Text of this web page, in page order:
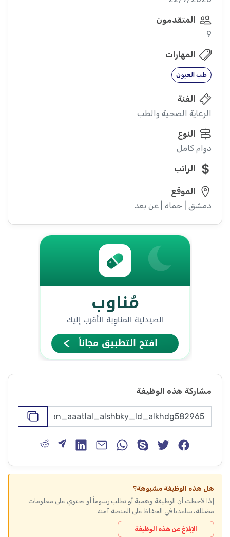
المتقدمون
9
المهارات
طب العيون
الفئة
الرعاية الصحية والطب
النوع
دوام كامل
الراتب
الموقع
دمشق | حماة | عن بعد
مشاركة هذه الوظيفة
هل هذه الوظيفة مشبوهة؟
إذا لاحظت أن الوظيفة وهمية أو تطلب رسوماً أو تحتوي على معلومات
مضللة، ساعدنا في الحفاظ على المنصة آمنة.
الإبلاغ عن هذه الوظيفة